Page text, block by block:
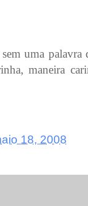
uma palavra
maneira
18, 2008